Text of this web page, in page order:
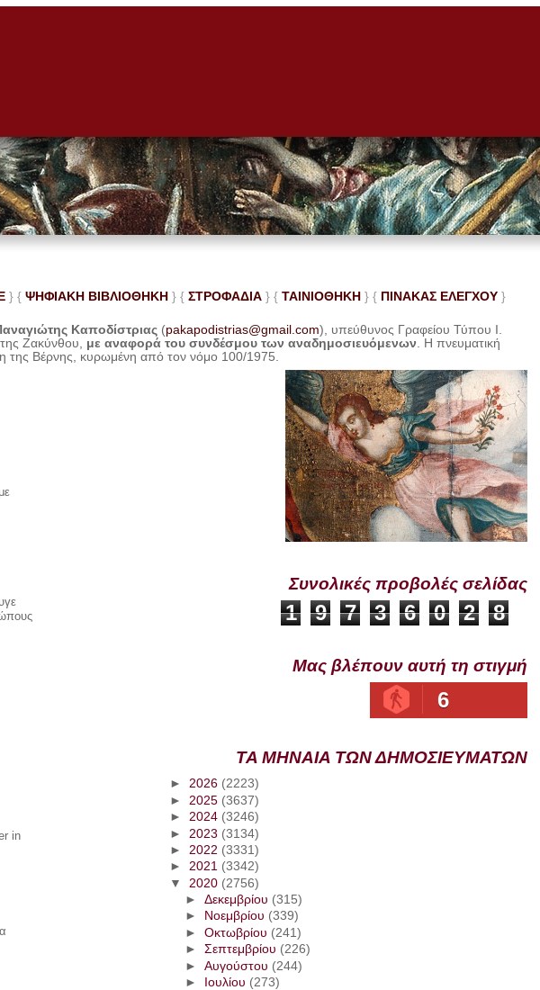
} { ΨΗΦΙΑΚΗ ΒΙΒΛΙΟΘΗΚΗ } { ΣΤΡΟΦΑΔΙΑ } { ΤΑΙΝΙΟΘΗΚΗ } { ΠΙΝΑΚΑΣ ΕΛΕΓΧΟΥ}
Καποδίστριας (pakapodistrias@gmail.com), υπεύθυνος Γραφείου Τύπου Ι.
Ζακύνθου, με αναφορά του συνδέσμου των αναδημοσιευόμενων . Ηπνευματική
της Βέρνης, κυρωμένη από τον νόμο 100/1975.
in
Συνολικές προβολές σελίδας
1 9 7 3 6 0 2 8
Μας βλέπουν αυτή τη στιγμή
6
ΤΑ ΜΗΝΑΙΑ ΤΩΝ ΔΗΜΟΣΙΕΥΜΑΤΩΝ
►2026 (2223)
► 2025 (3637)
►2024 (3246)
► 2023 (3134)
► 2022 (3331)
►2021 (3342)
▼ 2020 (2756)
► Δεκεμβρίου (315)
►
Νοεμβρίου (339)
► Οκτωβρίου (241)
► Σεπτεμβρίου (226)
► Αυγούστου (244)
►
Ιουλίου (273)